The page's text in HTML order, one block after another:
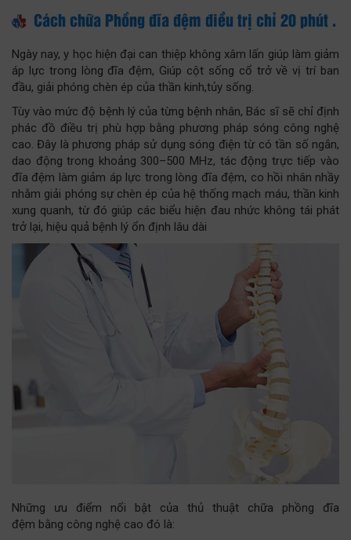
Cách chữa Phồng đĩa đệm điều trị chỉ 20 phút .
Ngày nay, y học hiện đại can thiệp không xâm lấn giúp làm giảm
áp lực trong lòng đĩa đệm, Giúp cột sống cổ trở về vị trí ban
đầu, giải phóng chèn ép của thần kinh,tủy sống.
Tùy vào mức độ bệnh lý của từng bệnh nhân, Bác sĩ sẽ chỉ định
phác đồ điều trị phù hợp bằng phương pháp sóng công nghệ
cao. Đây là phương pháp sử dụng sóng điện từ có tần số ngắn,
dao động trong khoảng 300–500 MHz, tác động trực tiếp vào
đĩa đệm làm giảm áp lực trong lòng đĩa đệm, co hồi nhân nhầy
nhằm giải phóng sự chèn ép của hệ thống mạch máu, thần kinh
xung quanh, từ đó giúp các biểu hiện đau nhức không tái phát
trở lại, hiệu quả bệnh lý ổn định lâu dài
Những ưu điểm nổi bật của thủ thuật chữa phồng đĩa
đệm bằng công nghệ cao đó là: